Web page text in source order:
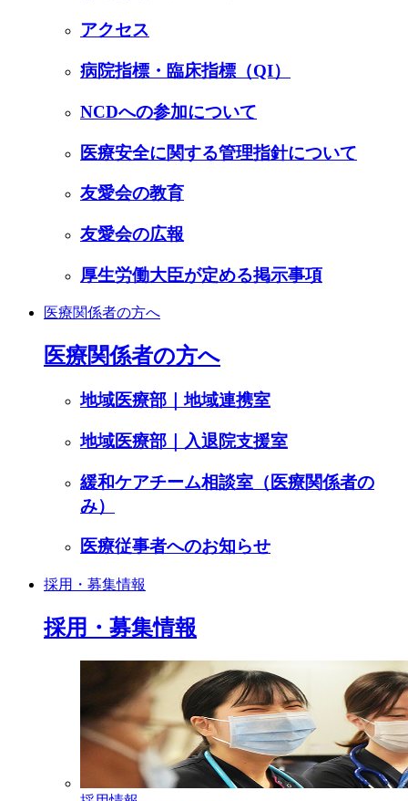
アクセス
病院指標・臨床指標（QI）
NCDへの参加について
医療安全に関する管理指針について
友愛会の教育
友愛会の広報
厚生労働大臣が定める掲示事項
医療関係者の方へ
医療関係者の方へ
地域医療部｜地域連携室
地域医療部｜入退院支援室
緩和ケアチーム相談室（医療関係者の
み）
医療従事者へのお知らせ
採用・募集情報
採用・募集情報